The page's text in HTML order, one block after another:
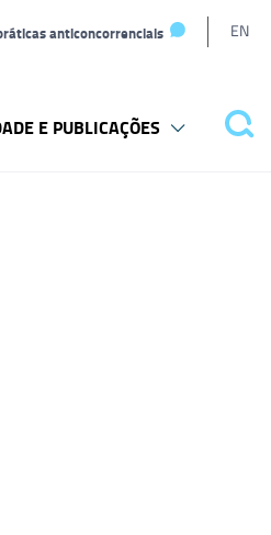
anticoncorrenciais EN
E PUBLICAÇÕES